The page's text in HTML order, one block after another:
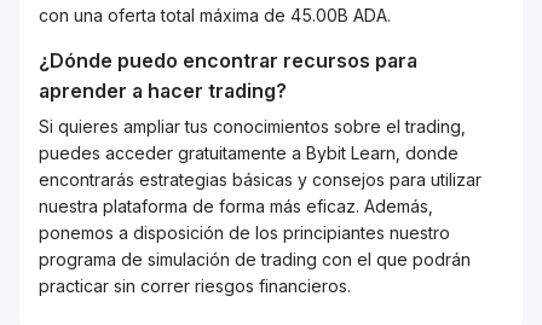
con una oferta total máxima de 45.00B ADA.
¿Dónde puedo encontrar recursos para
aprender a hacer trading?
Si quieres ampliar tus conocimientos sobre el trading,
puedes acceder gratuitamente a Bybit Learn, donde
encontrarás estrategias básicas y consejos para utilizar
nuestra plataforma de forma más eficaz. Además,
ponemos a disposición de los principiantes nuestro
programa de simulación de trading con el que podrán
practicar sin correr riesgos financieros.